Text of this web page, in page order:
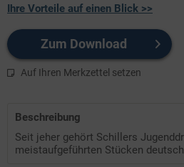
Ihre Vorteile auf einen Blick >>
Zum Download
Auf Ihren Merkzettel setzen
Beschreibung
Seit jeher gehört Schillers
meistaufgeführten Stücken